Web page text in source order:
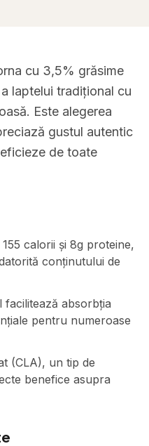
cu 3,5% grăsime
laptelui tradițional cu
Este alegerea
gustul autentic
de toate
calorii și 8g proteine,
conținutului de
facilitează absorbția
pentru numeroase
(CLA), un tip de
benefice asupra